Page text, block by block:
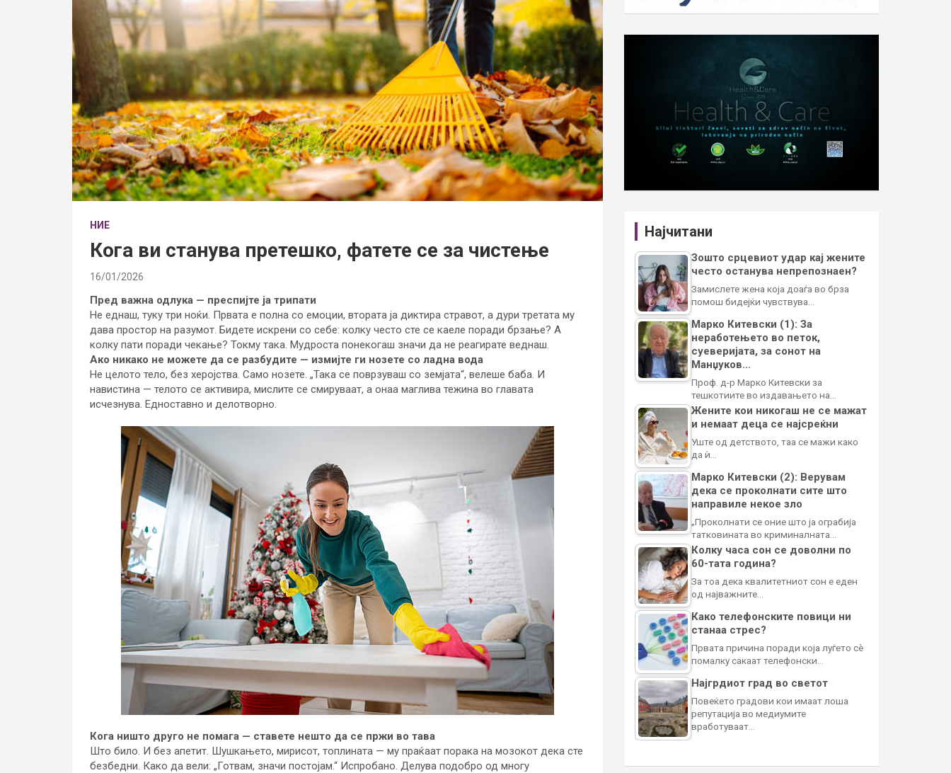
НИЕ
Кога ви станува претешко, фатете се за чистење
16/01/2026
Пред важна одлука — преспијте ја трипати
Не еднаш, туку три ноќи. Првата е полна со емоции, втората ја диктира стравот, а дури третата му
дава простор на разумот. Бидете искрени со себе: колку често сте се каеле поради брзање? А
колку пати поради чекање? Токму така. Мудроста понекогаш значи да не реагирате веднаш.
Ако никако не можете да се разбудите — измијте ги нозете со ладна вода
Не целото тело, без херојства. Само нозете. „Така се поврзуваш со земјата“, велеше баба. И
навистина — телото се активира, мислите се смируваат, а онаа маглива тежина во главата
исчезнува. Едноставно и делотворно.
Кога ништо друго не помага — ставете нешто да се пржи во тава
Што било. И без апетит. Шушкањето, мирисот, топлината — му праќаат порака на мозокот дека сте
безбедни. Како да вели: „Готвам, значи постојам.“ Испробано. Делува подобро од многу
Најчитани
Зошто срцевиот удар кај жените
често останува непрепознаен?
Замислете жена која доаѓа во брза
помош бидејќи чувствува…
Марко Китевски (1): За
неработењето во петок,
суеверијата, за сонот на
Манџуков…
Проф. д-р Марко Китевски за
тешкотиите во издавањето на…
Жените кои никогаш не се мажат
и немаат деца се најсреќни
Уште од детството, таа се мажи како
да ѝ…
Марко Китевски (2): Верувам
дека се проколнати сите што
направиле некое зло
„Проколнати се оние што ја ограбија
татковината во криминалната…
Колку часа сон се доволни по
60-тата година?
За тоа дека квалитетниот сон е еден
од најважните…
Како телефонските повици ни
станаа стрес?
Првата причина поради која луѓето сè
помалку сакаат телефонски…
Најгрдиот град во светот
Повеќето градови кои имаат лоша
репутација во медиумите
вработуваат…